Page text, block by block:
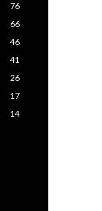
76
66
46
41
26
17
14